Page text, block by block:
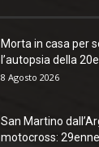
Morta in casa per
l’autopsia della
8 Agosto 2026
San Martino
motocross: